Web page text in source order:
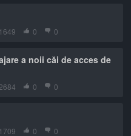
1649 0 0
a noii căi de acces de
2684 0 0
1709 0 0